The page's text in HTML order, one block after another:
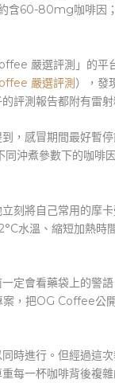
含60-80mg咖啡因
嚴選評測」的
嚴選評測），發
評測報告都附有雷
，感冒期間最好暫
沖煮參數下的咖
刻將自己常用的
水溫、縮短加熱時
定會看藥袋上的
，把OG Coffee
時進行。但經過
每一杯咖啡背後複